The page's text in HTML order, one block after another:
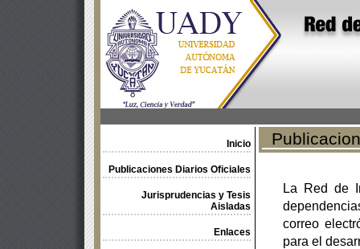
Inicio
Publicaciones Diarios Oficiales
Jurisprudencias y Tesis
Aisladas
Enlaces
La Red de
correo
para el